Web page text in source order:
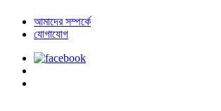
আমাদের সম্পর্কে
যোগাযোগ